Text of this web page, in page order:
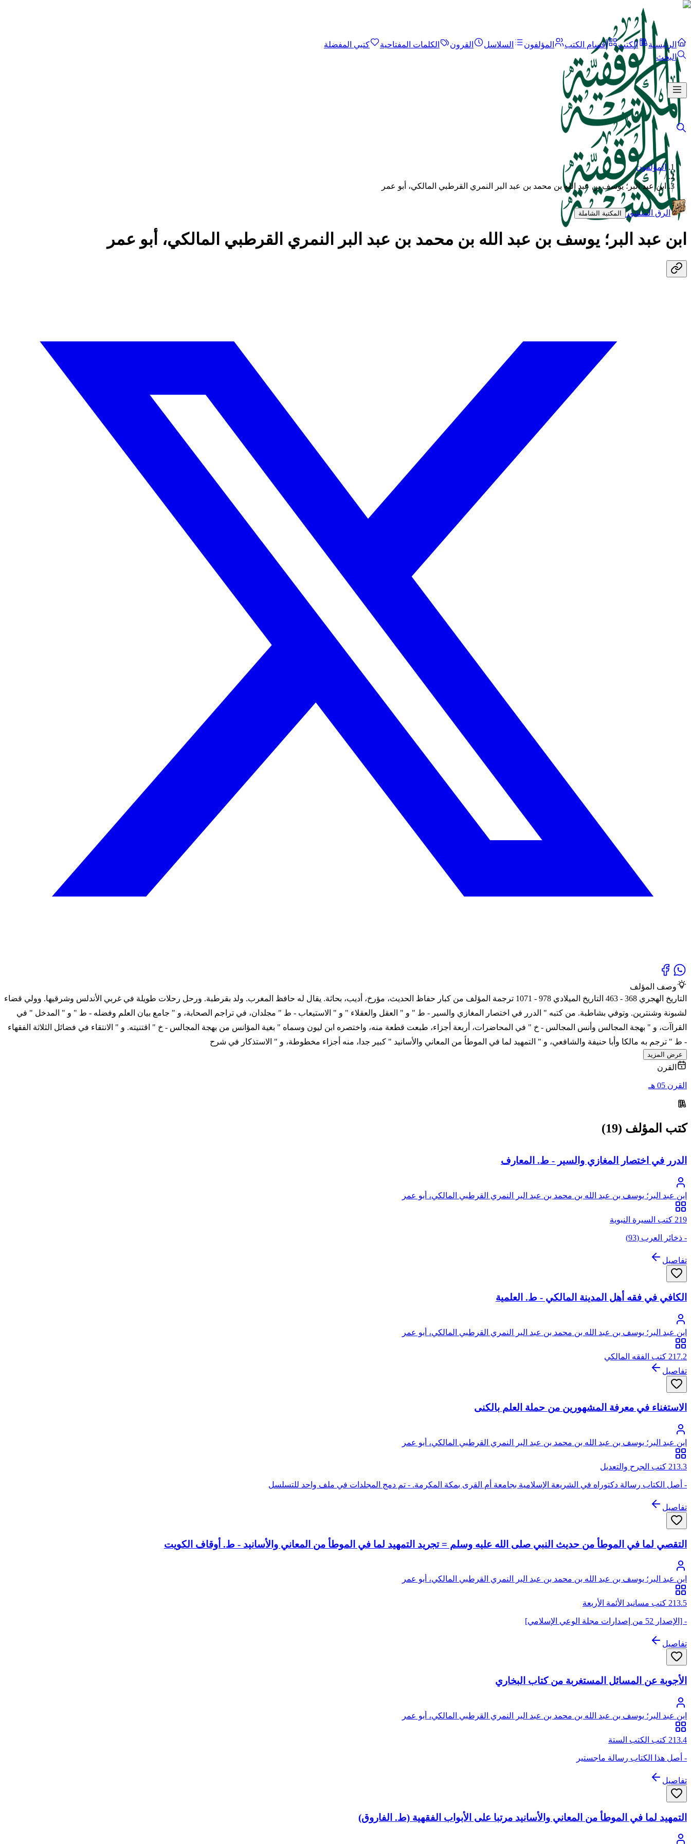
الرئيسية الكتب أقسام الكتب المؤلفون السلاسل القرون الكلمات المفتاحية
كتبي المفضلة
البحث
المؤلفون
/
ابن عبد البر؛ يوسف بن عبد الله بن محمد بن عبد البر النمري القرطبي المالكي، أبو عمر
الرق المنشور المكتبة الشاملة
ابن عبد البر؛ يوسف بن عبد الله بن محمد بن عبد البر النمري القرطبي المالكي، أبو عمر
وصف المؤلف
التاريخ الهجري 368 - 463 التاريخ الميلادي 978 - 1071 ترجمة المؤلف من كبار حفاظ الحديث، مؤرخ، أديب، بحاثة. يقال له حافظ المغرب. ولد بقرطبة. ورحل رحلات طويلة في غربي الأندلس وشرقيها. وولي قضاء
لشبونة وشنترين. وتوفي بشاطبة. من كتبه " الدرر في اختصار المغازي والسير - ط " و " العقل والعقلاء " و " الاستيعاب - ط " مجلدان، في تراجم الصحابة، و " جامع بيان العلم وفضله - ط " و " المدخل " في
القراآت، و " بهجة المجالس وأنس المجالس - خ " في المحاضرات، أربعة أجزاء، طبعت قطعة منه، واختصره ابن ليون وسماه " بغية المؤانس من بهجة المجالس - خ " اقتنيته. و " الانتقاء في فضائل الثلاثة الفقهاء
- ط " ترجم به مالكا وأبا حنيفة والشافعي، و " التمهيد لما في الموطأ من المعاني والأسانيد " كبير جدا، منه أجزاء مخطوطة، و " الاستذكار في شرح
عرض المزيد
القرن
القرن 05 هـ
كتب المؤلف (19)
الدرر في اختصار المغازي والسير - ط. المعارف
ابن عبد البر؛ يوسف بن عبد الله بن محمد بن عبد البر النمري القرطبي المالكي، أبو عمر
219 كتب السيرة النبوية
- ذخائر العرب (93)
تفاصيل
الكافي في فقه أهل المدينة المالكي - ط. العلمية
ابن عبد البر؛ يوسف بن عبد الله بن محمد بن عبد البر النمري القرطبي المالكي، أبو عمر
217.2 كتب الفقه المالكي
تفاصيل
الاستغناء في معرفة المشهورين من حملة العلم بالكنى
ابن عبد البر؛ يوسف بن عبد الله بن محمد بن عبد البر النمري القرطبي المالكي، أبو عمر
213.3 كتب الجرح والتعديل
- أصل الكتاب رسالة دكتوراه في الشريعة الإسلامية بجامعة أم القرى بمكة المكرمة. - تم دمج المجلدات في ملف واحد للتسلسل
تفاصيل
التقصي لما في الموطأ من حديث النبي صلى الله عليه وسلم = تجريد التمهيد لما في الموطأ من المعاني والأسانيد - ط. أوقاف الكويت
ابن عبد البر؛ يوسف بن عبد الله بن محمد بن عبد البر النمري القرطبي المالكي، أبو عمر
213.5 كتب مسانيد الأئمة الأربعة
- [الإصدار 52 من إصدارات مجلة الوعي الإسلامي]
تفاصيل
الأجوبة عن المسائل المستغربة من كتاب البخاري
ابن عبد البر؛ يوسف بن عبد الله بن محمد بن عبد البر النمري القرطبي المالكي، أبو عمر
213.4 كتب الكتب الستة
- أصل هذا الكتاب رسالة ماجستير
تفاصيل
التمهيد لما في الموطأ من المعاني والأسانيد مرتبا على الأبواب الفقهية (ط. الفاروق)